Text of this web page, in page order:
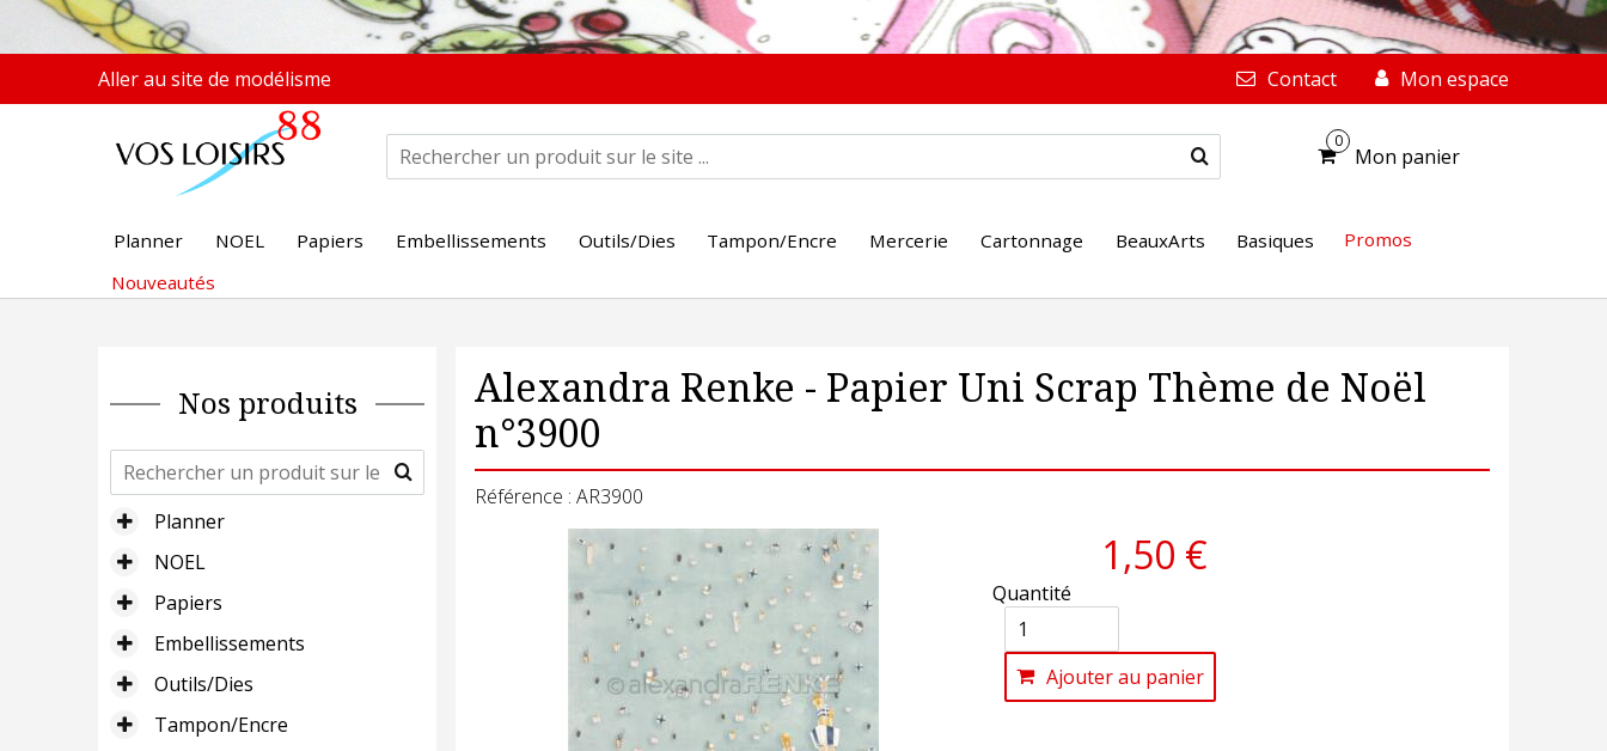
Aller au site de modélisme Contact Mon espace
0
Mon panier
Planner NOEL Papiers Embellissements Outils/Dies Tampon/Encre Mercerie Cartonnage BeauxArts Basiques
Promos
Nouveautés
Nos produits
Planner
NOEL
Papiers
Embellissements
Outils/Dies
Tampon/Encre
Alexandra Renke - Papier Uni Scrap Thème de Noël
n°3900
Référence : AR3900
1,50 €
Quantité
Ajouter au panier